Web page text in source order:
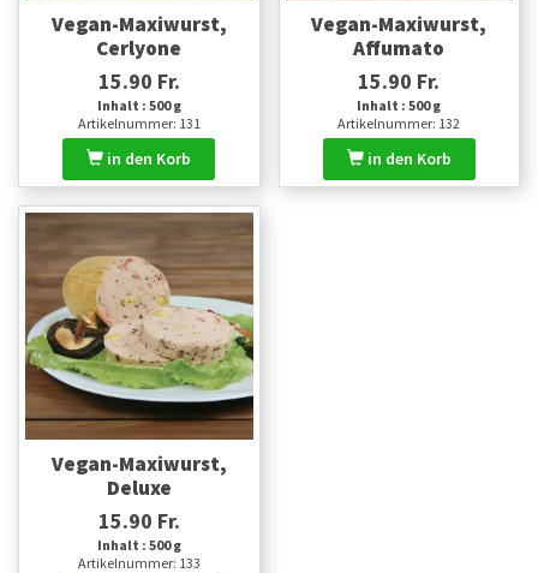
Vegan-Maxiwurst,
Cerlyone
15.90 Fr.
Inhalt : 500 g
Artikelnummer: 131
in den Korb
Vegan-Maxiwurst,
Affumato
15.90 Fr.
Inhalt : 500 g
Artikelnummer: 132
in den Korb
Vegan-Maxiwurst,
Deluxe
15.90 Fr.
Inhalt : 500 g
Artikelnummer: 133